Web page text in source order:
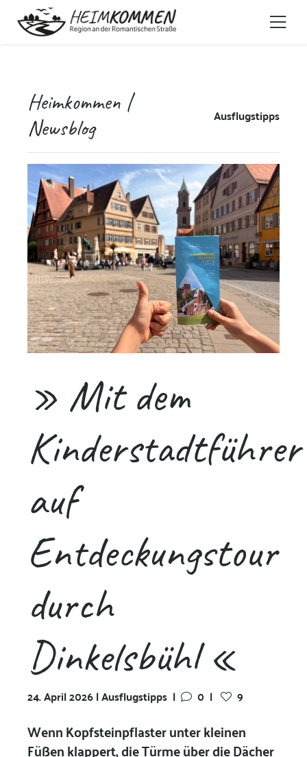
Heimkommen |
Newsblog
Ausflugstipps
» Mit dem
Kinderstadtführer
auf
Entdeckungstour
durch
Dinkelsbühl «
24. April 2026 | Ausflugstipps | 0 | 9
Wenn Kopfsteinpflaster unter kleinen
Füßen klappert, die Türme über die Dächer